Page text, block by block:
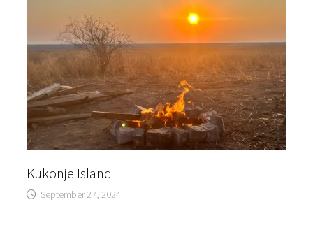
Kukonje Island
September 27, 2024